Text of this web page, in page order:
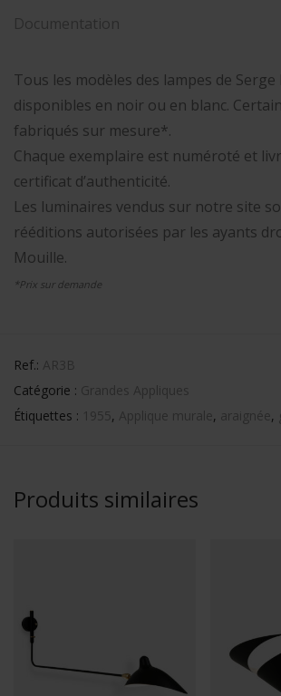
Documentation
Tous les modèles des lampes de
disponibles en noir ou en blanc.
fabriqués sur mesure*.
Chaque exemplaire est numéroté et
certificat d’authenticité.
Les luminaires vendus sur notre site
rééditions autorisées par les ayants
Mouille.
*Prix sur demande
Ref.: AR3B
Catégorie : Grandes Appliques
Étiquettes : 1955, Applique murale, araignée,
Produits similaires